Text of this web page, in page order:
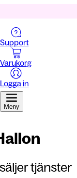
Support
Varukorg
Logga in
Meny
tjänster